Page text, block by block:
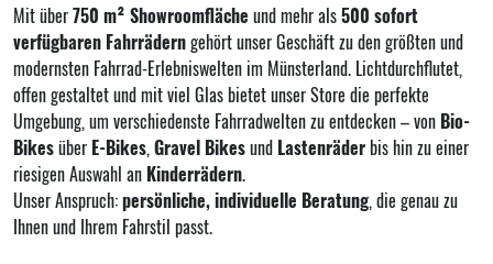
Mit über750 m² Showroomfläche und mehr als500 sofort
verfügbaren Fahrräderngehört unser Geschäft zu den größten und
modernsten Fahrrad-Erlebniswelten im Münsterland. Lichtdurchflutet,
offen gestaltet und mit viel Glas bietet unser Store die perfekte
Umgebung, um verschiedenste Fahrradwelten zu entdecken – von Bio-
Bikesüber E-Bikes,Gravel Bikesund Lastenräderbis hin zu einer
riesigen Auswahl an Kinderrädern.
Unser Anspruch:persönliche, individuelle Beratung, die genau zu
Ihnen und Ihrem Fahrstil passt.